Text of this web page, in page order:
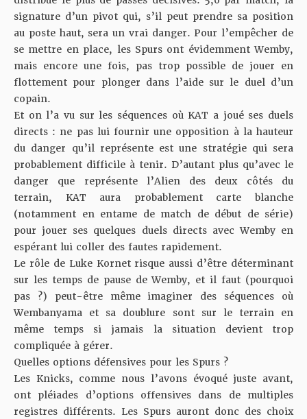
signature d’un pivot qui, s’il peut prendre sa position
au poste haut, sera un vrai danger. Pour l’empêcher de
se mettre en place, les Spurs ont évidemment Wemby,
mais encore une fois, pas trop possible de jouer en
flottement pour plonger dans l’aide sur le duel d’un
copain.
Et on l’a vu sur les séquences où KAT a joué ses duels
directs : ne pas lui fournir une opposition à la hauteur
du danger qu’il représente est une stratégie qui sera
probablement difficile à tenir. D’autant plus qu’avec le
danger que représente l’Alien des deux côtés du
terrain, KAT aura probablement carte blanche
(notamment en entame de match de début de série)
pour jouer ses quelques duels directs avec Wemby en
espérant lui coller des fautes rapidement.
Le rôle de Luke Kornet risque aussi d’être déterminant
sur les temps de pause de Wemby, et il faut (pourquoi
pas ?) peut-être même imaginer des séquences où
Wembanyama et sa doublure sont sur le terrain en
même temps si jamais la situation devient trop
compliquée à gérer.
Quelles options défensives pour les Spurs ?
Les Knicks, comme nous l’avons évoqué juste avant,
ont pléiades d’options offensives dans de multiples
registres différents. Les Spurs auront donc des choix